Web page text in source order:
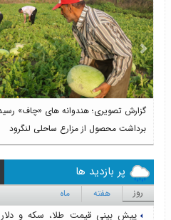
گزارش تصویری؛ هندوانه های «چاف»
برداشت محصول از مزارع ساحلی لنگرود
Next
پر بازدید ها
روز هفته ماه